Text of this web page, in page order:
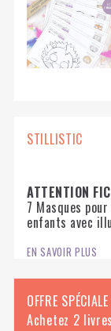
STILLISTIC
ATTENTION
7 Masques
enfants avec
EN SAVOIR PLUS
OFFRE SPÉCIALE
Achetez 2